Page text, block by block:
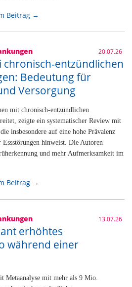
Beitrag →
20.07.26
chronisch-entzündlichen
Bedeutung für
Versorgung
mit chronisch-entzündlichen
zeigte ein systematischer Review mit
insbesondere auf eine hohe Prävalenz
hinweist. Die Autoren
und mehr Aufmerksamkeit im
Beitrag →
13.07.26
erhöhtes
während einer
Metaanalyse mit mehr als 9 Mio.